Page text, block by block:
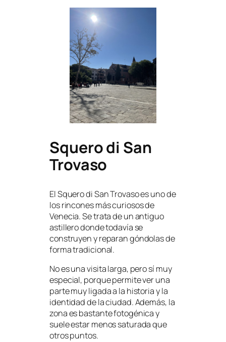
Squero di San
Trovaso
El Squero di San Trovaso es uno de
los rincones más curiosos de
Venecia. Se trata de un antiguo
astillero donde todavía se
construyen y reparan góndolas de
forma tradicional.
No es una visita larga, pero sí muy
especial, porque permite ver una
parte muy ligada a la historia y la
identidad de la ciudad. Además, la
zona es bastante fotogénica y
suele estar menos saturada que
otros puntos.